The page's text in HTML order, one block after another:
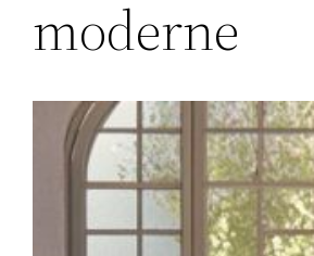
moderne